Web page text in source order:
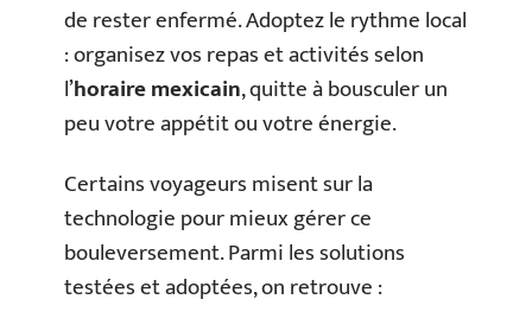
de rester enfermé. Adoptez le rythme local
: organisez vos repas et activités selon
l’horaire mexicain, quitte à bousculer un
peu votre appétit ou votre énergie.
Certains voyageurs misent sur la
technologie pour mieux gérer ce
bouleversement. Parmi les solutions
testées et adoptées, on retrouve :